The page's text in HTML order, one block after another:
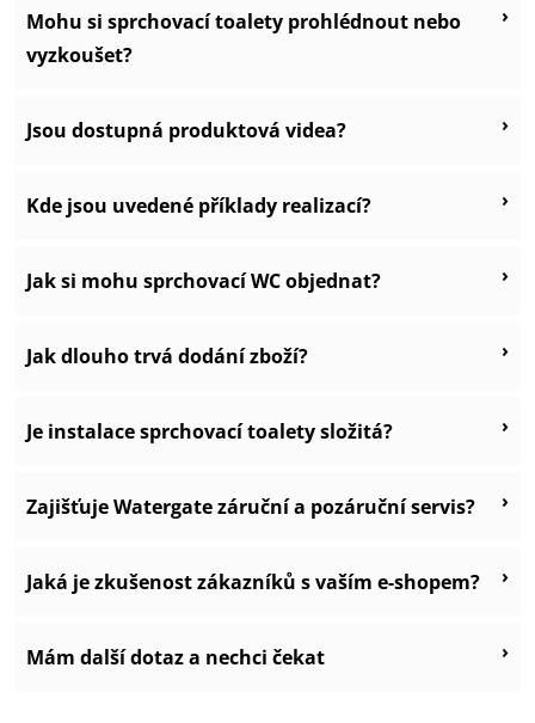
Mohu si sprchovací toalety prohlédnout nebo
vyzkoušet?
›
Jsou dostupná produktová videa? ›
Kde jsou uvedené příklady realizací? ›
Jak si mohu sprchovací WC objednat? ›
Jak dlouho trvá dodání zboží? ›
Je instalace sprchovací toalety složitá? ›
Zajišťuje Watergate záruční a pozáruční servis? ›
Jaká je zkušenost zákazníků s vaším e-shopem? ›
Mám další dotaz a nechci čekat ›